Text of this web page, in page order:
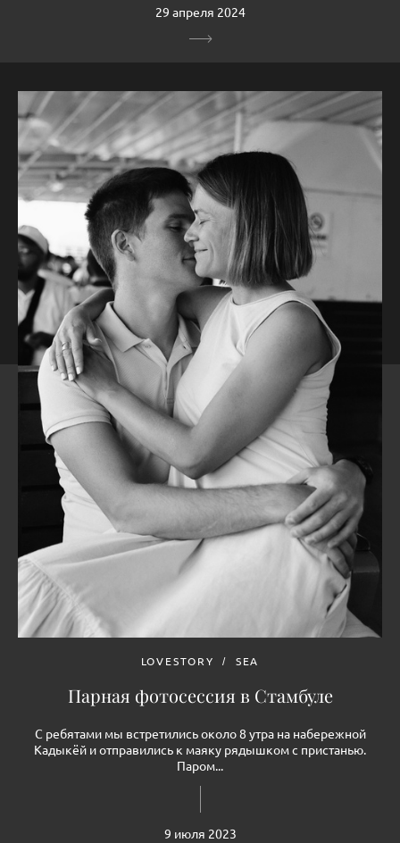
29 апреля 2024
LOVESTORY SEA
Парная фотосессия в Стамбуле
С ребятами мы встретились около 8 утра на набережной
Кадыкёй и отправились к маяку рядышком с пристанью.
Паром...
9 июля 2023